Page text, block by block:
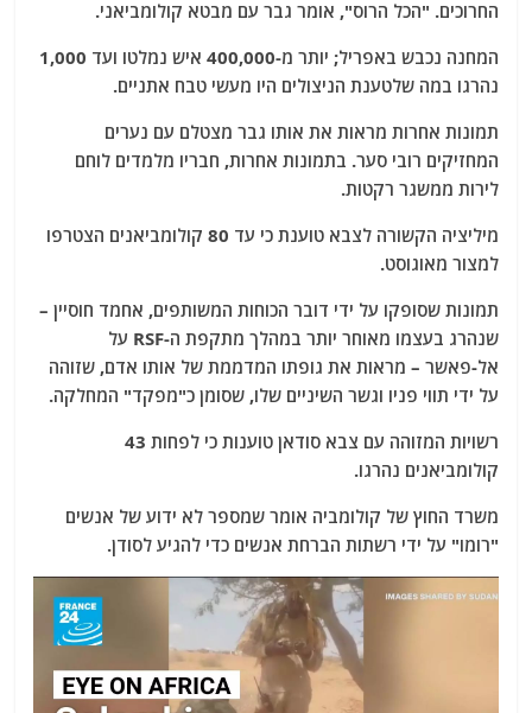
החרוכים. "הכל הרוס", אומר גבר עם מבטא קולומביאני.
המחנה נכבש באפריל; יותר מ-400,000 איש נמלטו ועד 1,000
נהרגו במה שלטענת הניצולים היו מעשי טבח אתניים.
תמונות אחרות מראות את אותו גבר מצטלם עם נערים
המחזיקים רובי סער. בתמונות אחרות, חבריו מלמדים לוחם
לירות ממשגר רקטות.
מיליציה הקשורה לצבא טוענת כי עד 80 קולומביאנים הצטרפו
למצור מאוגוסט.
תמונות שסופקו על ידי דובר הכוחות המשותפים, אחמד חוסיין –
שנהרג בעצמו מאוחר יותר במהלך מתקפת ה-RSF על
אל-פאשר – מראות את גופתו המדממת של אותו אדם, שזוהה
על ידי תווי פניו וגשר השיניים שלו, שסומן כ"מפקד" המחלקה.
רשויות המזוהה עם צבא סודאן טוענות כי לפחות 43
קולומביאנים נהרגו.
משרד החוץ של קולומביה אומר שמספר לא ידוע של אנשים
"רומו" על ידי רשתות הברחת אנשים כדי להגיע לסודן.